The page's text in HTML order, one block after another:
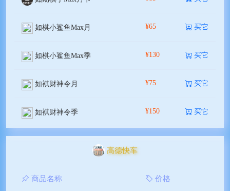
如棋小鲨鱼Max月 ¥65 买它
如棋小鲨鱼Max季 ¥130 买它
如褀财神令月 ¥75 买它
如褀财神令季 ¥150 买它
高德快车
商品名称 价格